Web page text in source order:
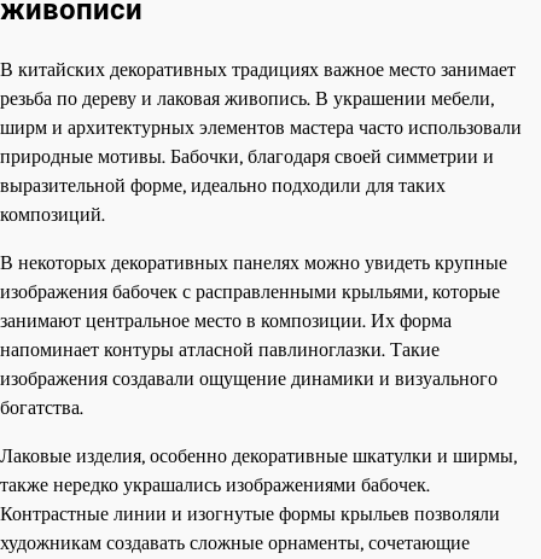
живописи
В китайских декоративных традициях важное место занимает
резьба по дереву и лаковая живопись. В украшении мебели,
ширм и архитектурных элементов мастера часто использовали
природные мотивы. Бабочки, благодаря своей симметрии и
выразительной форме, идеально подходили для таких
композиций.
В некоторых декоративных панелях можно увидеть крупные
изображения бабочек с расправленными крыльями, которые
занимают центральное место в композиции. Их форма
напоминает контуры атласной павлиноглазки. Такие
изображения создавали ощущение динамики и визуального
богатства.
Лаковые изделия, особенно декоративные шкатулки и ширмы,
также нередко украшались изображениями бабочек.
Контрастные линии и изогнутые формы крыльев позволяли
художникам создавать сложные орнаменты, сочетающие